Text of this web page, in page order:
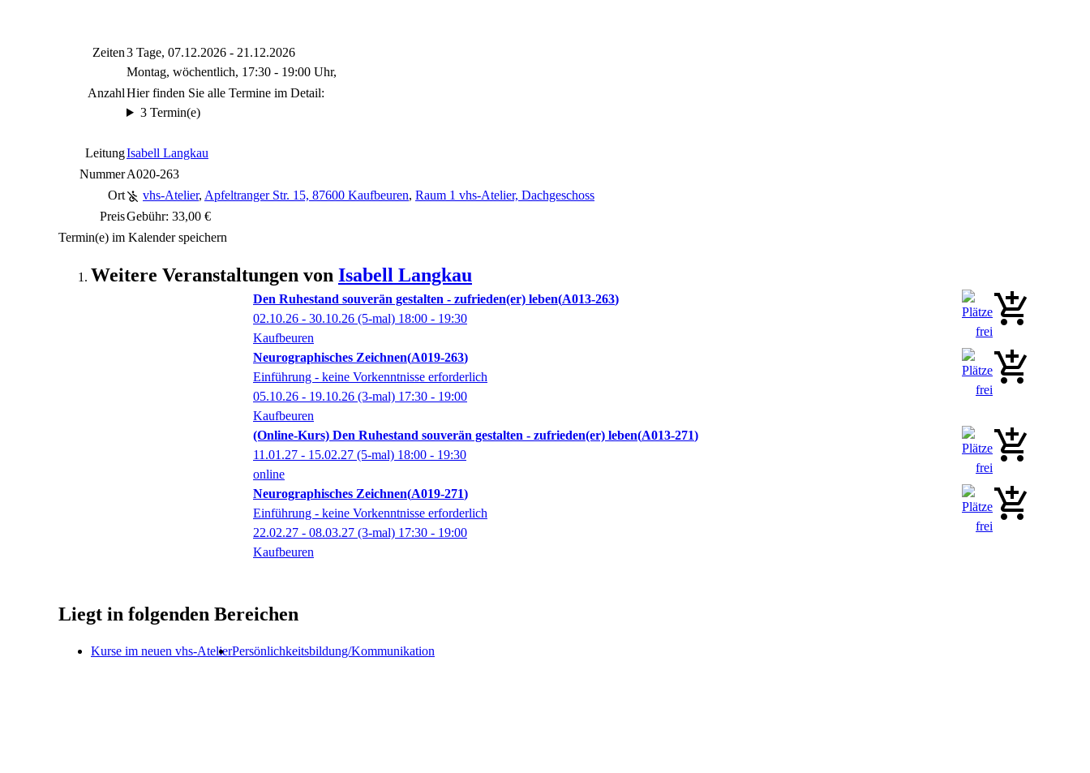
Zeiten3 Tage, 07.12.2026 - 21.12.2026
Montag, wöchentlich, 17:30 - 19:00 Uhr,
AnzahlHier finden Sie alle Termine im Detail:
3 Termin(e)
LeitungIsabell Langkau
NummerA020-263
Ort
vhs-Atelier, Apfeltranger Str. 15, 87600 Kaufbeuren, Raum 1 vhs-Atelier, Dachgeschoss
PreisGebühr: 33,00 €
Termin(e) im Kalender speichern
Weitere Veranstaltungen von Isabell Langkau
Den Ruhestand souverän gestalten - zufrieden(er) leben A013-263
02.10.26 - 30.10.26 (5-mal) 18:00 - 19:30
Kaufbeuren
Neurographisches Zeichnen A019-263
Einführung - keine Vorkenntnisse erforderlich
05.10.26 - 19.10.26 (3-mal) 17:30 - 19:00
Kaufbeuren
(Online-Kurs) Den Ruhestand souverän gestalten - zufrieden(er) leben A013-271
11.01.27 - 15.02.27 (5-mal) 18:00 - 19:30
online
Neurographisches Zeichnen A019-271
Einführung - keine Vorkenntnisse erforderlich
22.02.27 - 08.03.27 (3-mal) 17:30 - 19:00
Kaufbeuren
Liegt in folgenden Bereichen
Kurse im neuen vhs-AtelierPersönlichkeitsbildung/Kommunikation